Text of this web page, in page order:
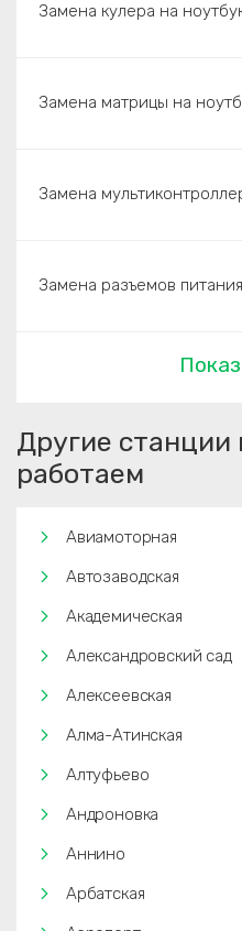
Замена кулера на
Замена матрицы на
Замена
Замена разъемов
Другие станции
работаем
Авиамоторная
Автозаводская
Академическая
Александровский сад
Алексеевская
Алма-Атинская
Алтуфьево
Андроновка
Аннино
Арбатская